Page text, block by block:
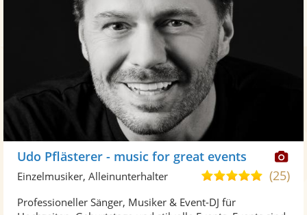
Udo Pflästerer - music for great events
4,9(25)
Einzelmusiker, Alleinunterhalter
Professioneller Sänger, Musiker & Event-DJ für